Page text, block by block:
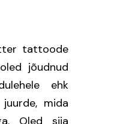
tattoode
jõudnud
ehk
mida
. Oled siia